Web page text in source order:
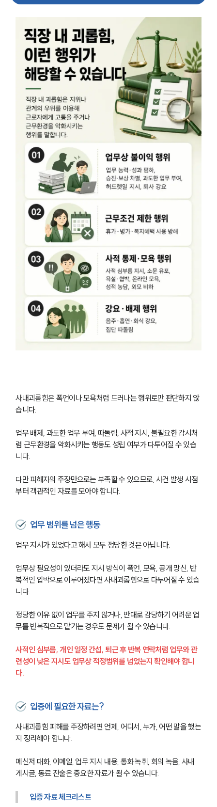
사내괴롭힘은 폭언이나 모욕처럼 드러나는 행위로만 판단하지 않
습니다.
업무 배제, 과도한 업무 부여, 따돌림, 사적 지시, 불필요한 감시처
럼 근무환경을 악화시키는 행동도 성립 여부가 다투어질 수 있습
니다.
다만 피해자의 주장만으로는 부족할 수 있으므로, 사건 발생 시점
부터 객관적인 자료를 모아야 합니다.
업무 범위를 넘은 행동
업무 지시가 있었다고 해서 모두 정당한 것은 아닙니다.
업무상 필요성이 있더라도 지시 방식이 폭언, 모욕, 공개 망신, 반
복적인 압박으로 이루어졌다면 사내괴롭힘으로 다투어질 수 있습
니다.
정당한 이유 없이 업무를 주지 않거나, 반대로 감당하기 어려운 업
무를 반복적으로 맡기는 경우도 문제가 될 수 있습니다.
사적인 심부름, 개인 일정 간섭, 퇴근 후 반복 연락처럼 업무와 관
련성이 낮은 지시도 업무상 적정범위를 넘었는지 확인해야 합니
다.
입증에 필요한 자료는?
사내괴롭힘 피해를 주장하려면 언제, 어디서, 누가, 어떤 말을 했는
지 정리해야 합니다.
메신저 대화, 이메일, 업무 지시 내용, 통화 녹취, 회의 녹음, 사내
게시글, 동료 진술은 중요한 자료가 될 수 있습니다.
입증 자료 체크리스트